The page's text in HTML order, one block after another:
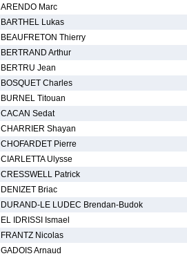
ARENDO Marc
BARTHEL Lukas
BEAUFRETON Thierry
BERTRAND Arthur
BERTRU Jean
BOSQUET Charles
BURNEL Titouan
CACAN Sedat
CHARRIER Shayan
CHOFARDET Pierre
CIARLETTA Ulysse
CRESSWELL Patrick
DENIZET Briac
DURAND-LE LUDEC Brendan-Budok
EL IDRISSI Ismael
FRANTZ Nicolas
GADOIS Arnaud